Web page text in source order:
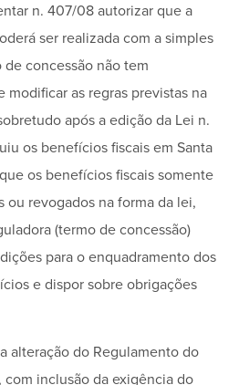
n. 407/08 autorizar que a
ser realizada com a simples
concessão não tem
modificar as regras previstas na
após a edição da Lei n.
os benefícios fiscais em Santa
os benefícios fiscais somente
ou revogados na forma da lei,
(termo de concessão)
para o enquadramento dos
e dispor sobre obrigações
alteração do Regulamento do
com inclusão da exigência do